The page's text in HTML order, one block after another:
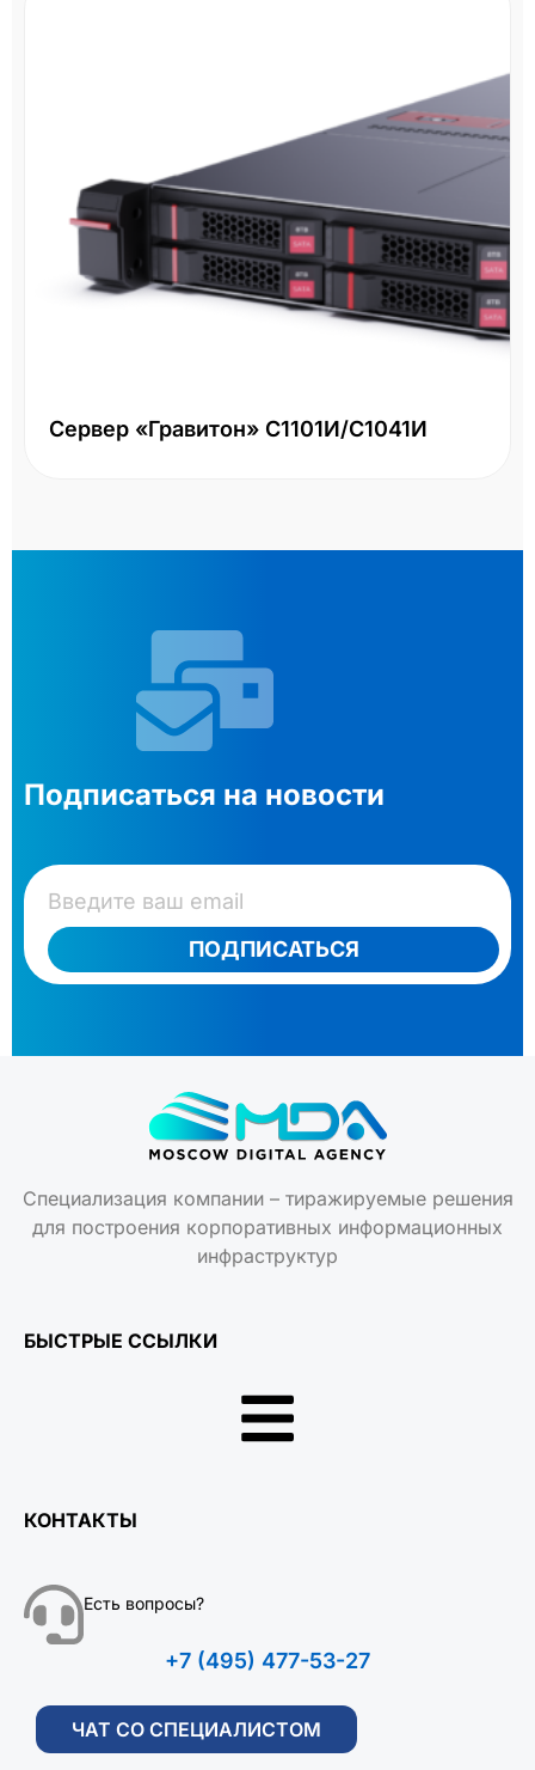
Сервер «Гравитон» С1101И/С1041И
Подписаться на новости
ПОДПИСАТЬСЯ
Специализация компании – тиражируемые решения
для построения корпоративных информационных
инфраструктур
БЫСТРЫЕ ССЫЛКИ
КОНТАКТЫ
Есть вопросы?
+7 (495) 477-53-27
ЧАТ СО СПЕЦИАЛИСТОМ